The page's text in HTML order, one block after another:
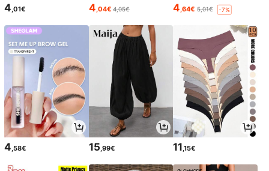
4,01€ 4,04€ 4,05€ 4,64€ 5,01€ -7%
4,58€ 15,99€ 11,15€